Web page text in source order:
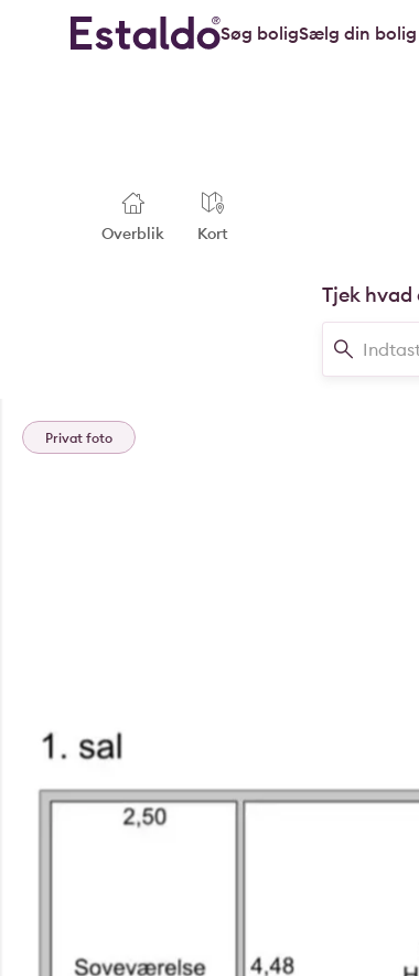
Søg boligSælg din bolig
Overblik Kort
Tjek
Privat foto